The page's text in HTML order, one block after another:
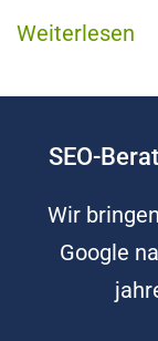
Weiterlesen
SEO-
Wir
Google